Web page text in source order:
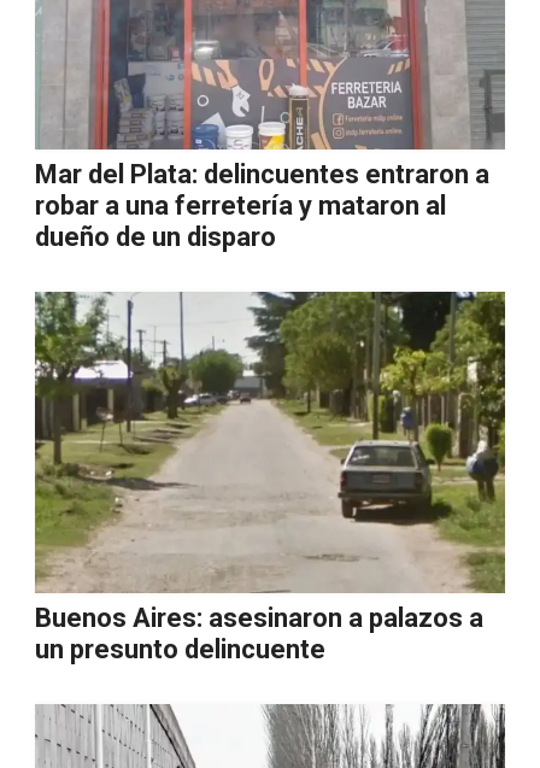
Mar del Plata: delincuentes entraron a
robar a una ferretería y mataron al
dueño de un disparo
Buenos Aires: asesinaron a palazos a
un presunto delincuente